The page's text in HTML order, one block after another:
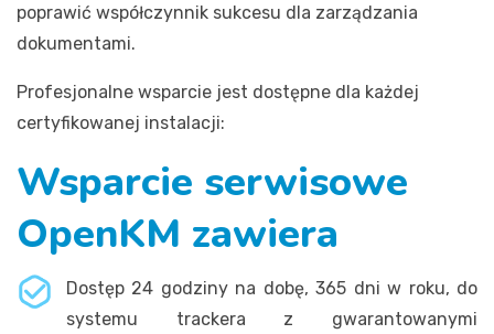
poprawić współczynnik sukcesu dla zarządzania
dokumentami.
Profesjonalne wsparcie jest dostępne dla każdej
certyfikowanej instalacji:
Wsparcie serwisowe
OpenKM zawiera
Dostęp 24 godziny na dobę, 365 dni w roku, do
systemu trackera z gwarantowanymi